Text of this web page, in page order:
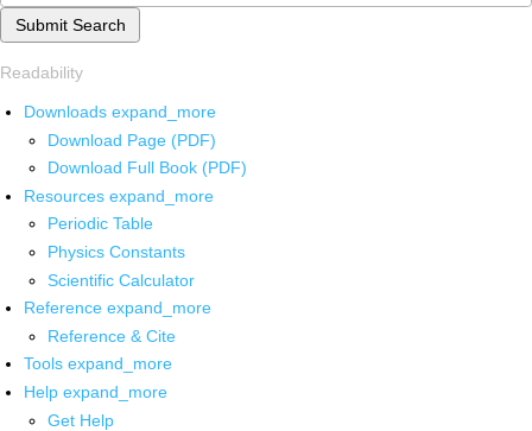
Submit Search
Readability
Downloads expand_more
Download Page (PDF)
Download Full Book (PDF)
Resources expand_more
Periodic Table
Physics Constants
Scientific Calculator
Reference expand_more
Reference & Cite
Tools expand_more
Help expand_more
Get Help